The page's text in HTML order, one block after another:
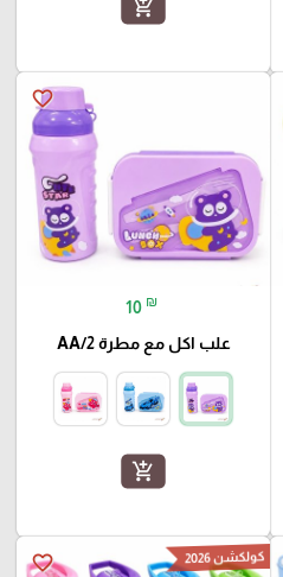
add_shopping_cart
favorite_border
10 ₪
علب اكل مع مطرة AA/2
add_shopping_cart
favorite_border كولكشن 2026